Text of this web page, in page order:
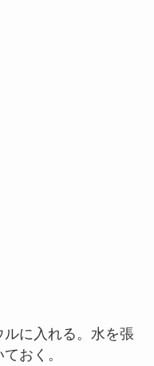
に入れる。水を張
おく。